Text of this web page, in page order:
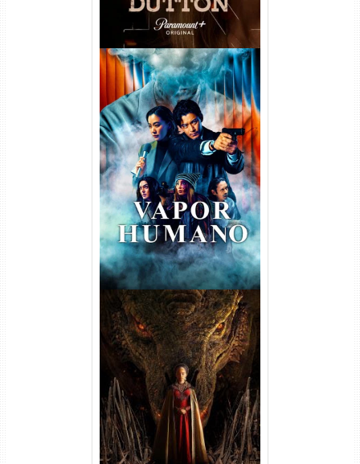
Vapor Humano 1ª Temporada
Torrent (2026) WEB-DL 1080p
Dual Áudio
A Casa do Dragão 1ª
Temporada Torrent (2022)
WEB-DL 720p/1080p Dual
Áudio